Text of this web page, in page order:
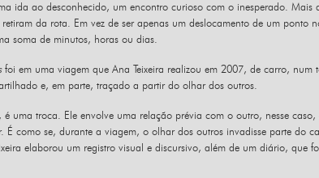
ida ao desconhecido, um encontro curioso com o inesperado.
da rota. Em vez de ser apenas um deslocamento de um
soma de minutos, horas ou dias.
foi em uma viagem que Ana Teixeira realizou em 2007, de carro,
e, em parte, traçado a partir do olhar dos outros.
uma troca. Ele envolve uma relação prévia com o outro, nesse
É como se, durante a viagem, o olhar dos outros invadisse parte do
elaborou um registro visual e discursivo, além de um diário,